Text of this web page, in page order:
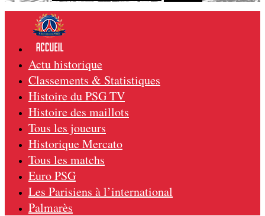
Actu historique
Classements & Statistiques
Histoire du PSG TV
Histoire des maillots
Tous les joueurs
Historique Mercato
Tous les matchs
Euro PSG
Les Parisiens à l’international
Palmarès